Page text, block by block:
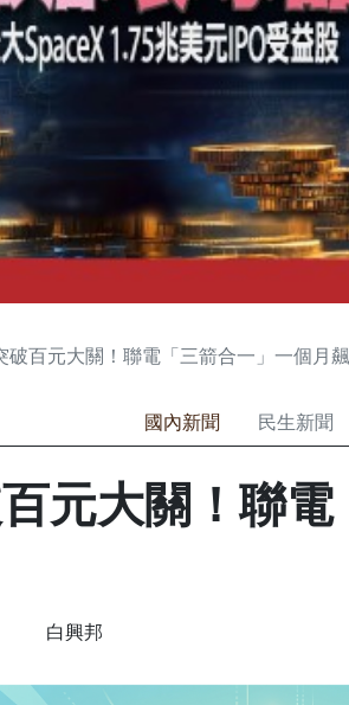
破百元大關！聯電「三箭合一」一個月
國內新聞 民生新聞
百元大關！聯
白興邦